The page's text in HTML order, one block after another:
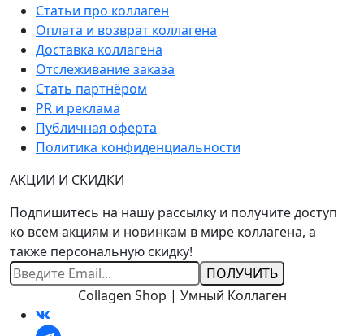
Статьи про коллаген
Оплата и возврат коллагена
Доставка коллагена
Отслеживание заказа
Стать партнёром
PR и реклама
Публичная оферта
Политика конфиденциальности
АКЦИИ И СКИДКИ
Подпишитесь на нашу рассылку и получите доступ
ко всем акциям и новинкам в мире коллагена, а
также персональную скидку!
Ваш
Email
Collagen Shop | Умный Коллаген